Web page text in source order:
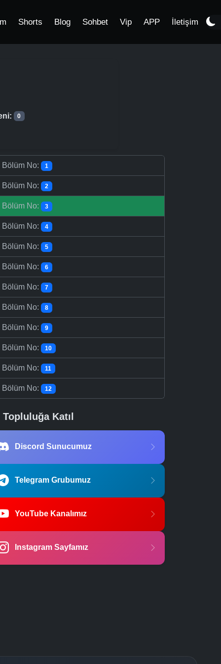
Shorts Blog Sohbet Vip APP İletişim
0
Bölüm No: 1
Bölüm No: 2
Bölüm No: 3
Bölüm No: 4
Bölüm No: 5
Bölüm No: 6
Bölüm No: 7
Bölüm No: 8
Bölüm No: 9
Bölüm No: 10
Bölüm No: 11
Bölüm No: 12
Topluluğa Katıl
Discord Sunucumuz
Telegram Grubumuz
YouTube Kanalımız
Instagram Sayfamız